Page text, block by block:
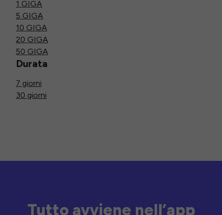
1 GIGA
5 GIGA
10 GIGA
20 GIGA
50 GIGA
Durata
7 giorni
30 giorni
Tutto avviene nell’app